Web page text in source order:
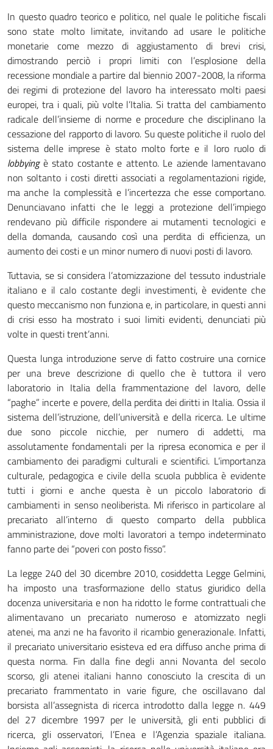
In questo quadro teorico e politico, nel quale le politiche fiscali
sono state molto limitate, invitando ad usare le politiche
monetarie come mezzo di aggiustamento di brevi crisi,
dimostrando perciò i propri limiti con l’esplosione della
recessione mondiale a partire dal biennio 2007-2008, la riforma
dei regimi di protezione del lavoro ha interessato molti paesi
europei, tra i quali, più volte l’Italia. Si tratta del cambiamento
radicale dell’insieme di norme e procedure che disciplinano la
cessazione del rapporto di lavoro. Su queste politiche il ruolo del
sistema delle imprese è stato molto forte e il loro ruolo di
lobbyingè stato costante e attento. Le aziende lamentavano
non soltanto i costi diretti associati a regolamentazioni rigide,
ma anche la complessità e l’incertezza che esse comportano.
Denunciavano infatti che le leggi a protezione dell’impiego
rendevano più difficile rispondere ai mutamenti tecnologici e
della domanda, causando così una perdita di efficienza, un
aumento dei costi e un minor numero di nuovi posti di lavoro.
Tuttavia, se si considera l’atomizzazione del tessuto industriale
italiano e il calo costante degli investimenti, è evidente che
questo meccanismo non funziona e, in particolare, in questi anni
di crisi esso ha mostrato i suoi limiti evidenti, denunciati più
volte in questi trent’anni.
Questa lunga introduzione serve di fatto costruire una cornice
per una breve descrizione di quello che è tuttora il vero
laboratorio in Italia della frammentazione del lavoro, delle
“paghe” incerte e povere, della perdita dei diritti in Italia. Ossia il
sistema dell’istruzione, dell’università e della ricerca. Le ultime
due sono piccole nicchie, per numero di addetti, ma
assolutamente fondamentali per la ripresa economica e per il
cambiamento dei paradigmi culturali e scientifici. L’importanza
culturale, pedagogica e civile della scuola pubblica è evidente
tutti i giorni e anche questa è un piccolo laboratorio di
cambiamenti in senso neoliberista. Mi riferisco in particolare al
precariato all’interno di questo comparto della pubblica
amministrazione, dove molti lavoratori a tempo indeterminato
fanno parte dei “poveri con posto fisso”.
La legge 240 del 30 dicembre 2010, cosiddetta Legge Gelmini,
ha imposto una trasformazione dello status giuridico della
docenza universitaria e non ha ridotto le forme contrattuali che
alimentavano un precariato numeroso e atomizzato negli
atenei, ma anzi ne ha favorito il ricambio generazionale. Infatti,
il precariato universitario esisteva ed era diffuso anche prima di
questa norma. Fin dalla fine degli anni Novanta del secolo
scorso, gli atenei italiani hanno conosciuto la crescita di un
precariato frammentato in varie figure, che oscillavano dal
borsista all’assegnista di ricerca introdotto dalla legge n. 449
del 27 dicembre 1997 per le università, gli enti pubblici di
ricerca, gli osservatori, l’Enea e l’Agenzia spaziale italiana.